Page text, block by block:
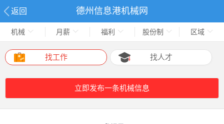
返回 德州信息港机械网
机械 月薪 福利 股份制 区域
找工作 找人才
立即发布一条机械信息